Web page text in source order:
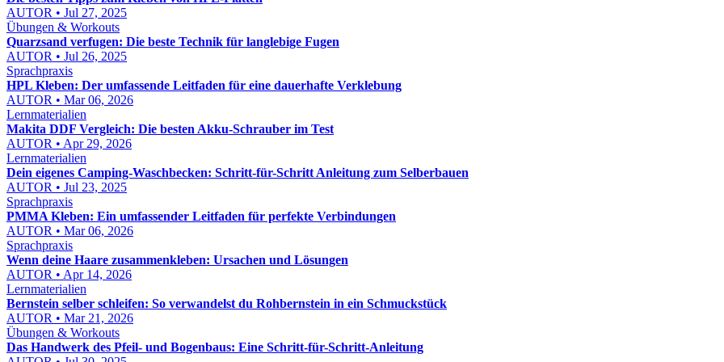
AUTOR • Jul 27, 2025
Übungen & Workouts
Quarzsand verfugen: Die beste Technik für langlebige Fugen
AUTOR • Jul 26, 2025
Sprachpraxis
HPL Kleben: Der umfassende Leitfaden für eine dauerhafte Verklebung
AUTOR • Mar 06, 2026
Lernmaterialien
Makita DDF Vergleich: Die besten Akku-Schrauber im Test
AUTOR • Apr 29, 2026
Lernmaterialien
Dein eigenes Camping-Waschbecken: Schritt-für-Schritt Anleitung zum Selberbauen
AUTOR • Jul 23, 2025
Sprachpraxis
PMMA Kleben: Ein umfassender Leitfaden für perfekte Verbindungen
AUTOR • Mar 06, 2026
Sprachpraxis
Wenn deine Haare zusammenkleben: Ursachen und Lösungen
AUTOR • Apr 14, 2026
Lernmaterialien
Bernstein selber schleifen: So verwandelst du Rohbernstein in ein Schmuckstück
AUTOR • Mar 21, 2026
Übungen & Workouts
Das Handwerk des Pfeil- und Bogenbaus: Eine Schritt-für-Schritt-Anleitung